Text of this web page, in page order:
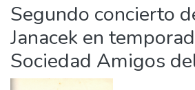
Segundo concierto
Janacek en
Sociedad Amigos